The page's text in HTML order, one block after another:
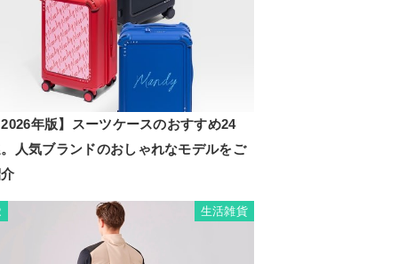
年版】スーツケースのおすすめ24
人気ブランドのおしゃれなモデルをご
生活雑貨